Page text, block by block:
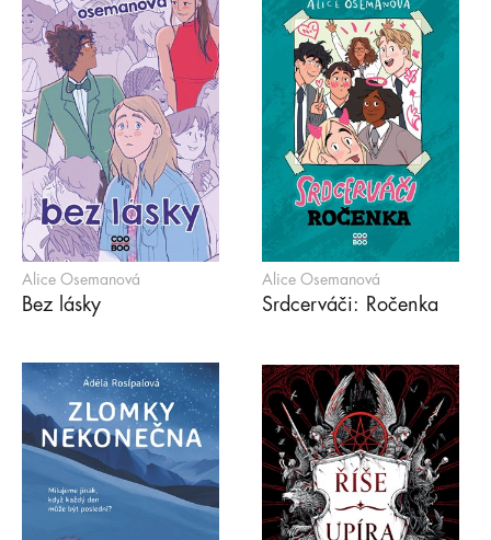
Alice Osemanová
Bez lásky
Alice Osemanová
Srdcerváči: Ročenka